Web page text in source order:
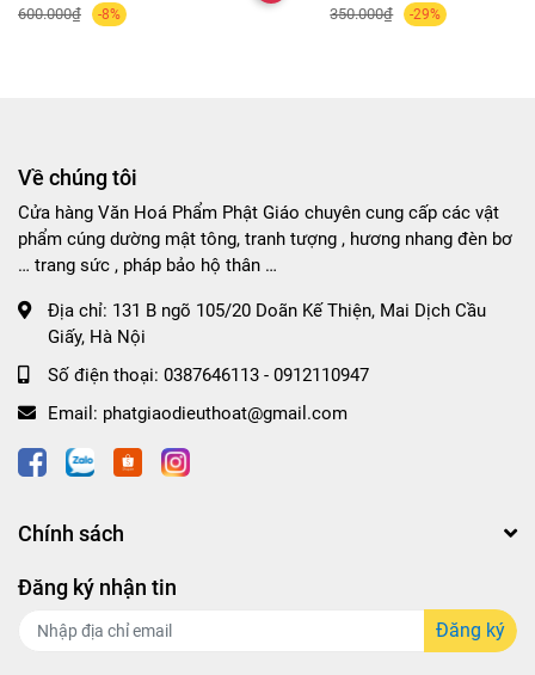
600.000₫ -8% 350.000₫ -29%
Về chúng tôi
Cửa hàng Văn Hoá Phẩm Phật Giáo chuyên cung cấp các vật
phẩm cúng dường mật tông, tranh tượng , hương nhang đèn bơ
… trang sức , pháp bảo hộ thân …
Địa chỉ: 131 B ngõ 105/20 Doãn Kế Thiện, Mai Dịch Cầu
Giấy, Hà Nội
Số điện thoại: 0387646113 - 0912110947
Email: phatgiaodieuthoat@gmail.com
Chính sách
Đăng ký nhận tin
Đăng ký